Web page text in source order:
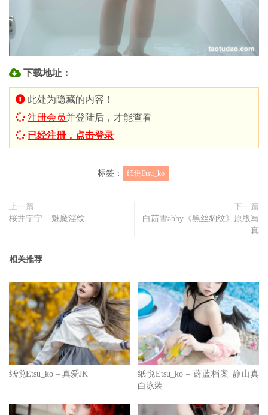
下载地址：
此处为隐藏的内容！
注册会员并登陆后，才能查看
已经注册，点击登录
标签： 纸悦Etsu_ko
上一篇
桜井宁宁 – 魅魔淫纹
下一篇
白茹雪abby《黑丝豹纹》原版写
真
相关推荐
纸悦Etsu_ko – 真爱JK
纸悦Etsu_ko – 蔚蓝档案 静山真
白泳装